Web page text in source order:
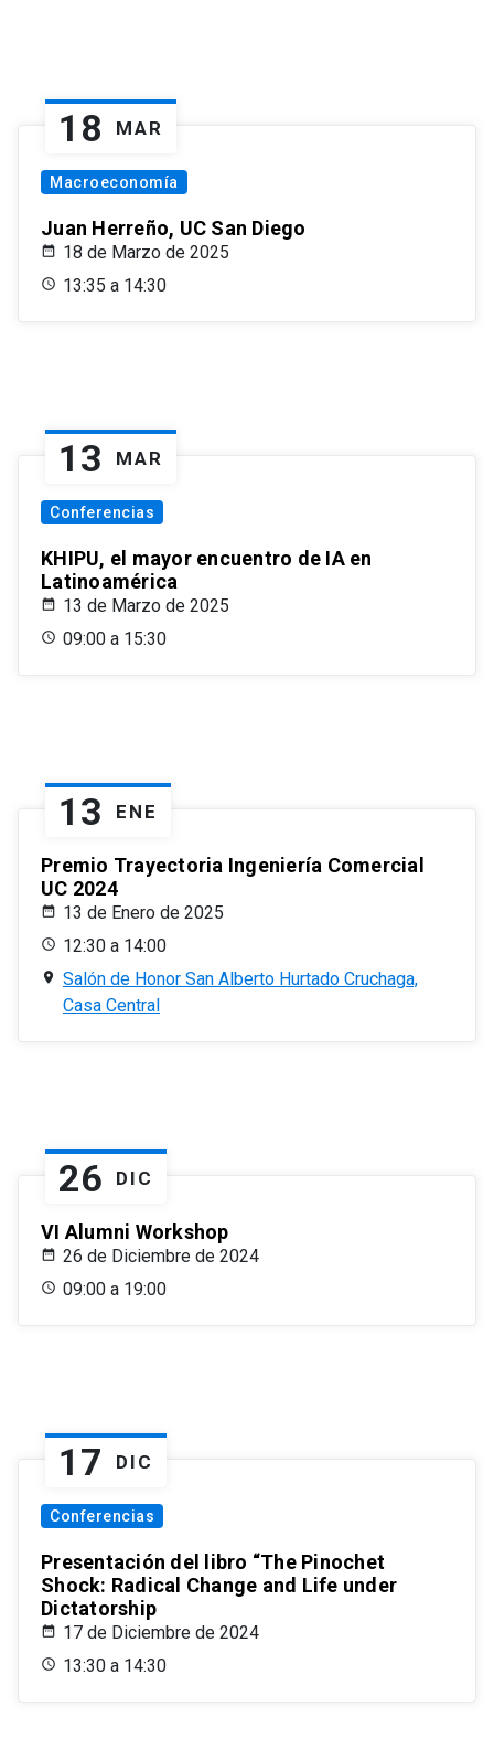
18 MAR
Macroeconomía
Juan Herreño, UC San Diego
18 de Marzo de 2025
13:35 a 14:30
13 MAR
Conferencias
KHIPU, el mayor encuentro de IA en
Latinoamérica
13 de Marzo de 2025
09:00 a 15:30
13 ENE
Premio Trayectoria Ingeniería Comercial
UC 2024
13 de Enero de 2025
12:30 a 14:00
Salón de Honor San Alberto Hurtado Cruchaga,
Casa Central
26 DIC
VI Alumni Workshop
26 de Diciembre de 2024
09:00 a 19:00
17 DIC
Conferencias
Presentación del libro “The Pinochet
Shock: Radical Change and Life under
Dictatorship
17 de Diciembre de 2024
13:30 a 14:30